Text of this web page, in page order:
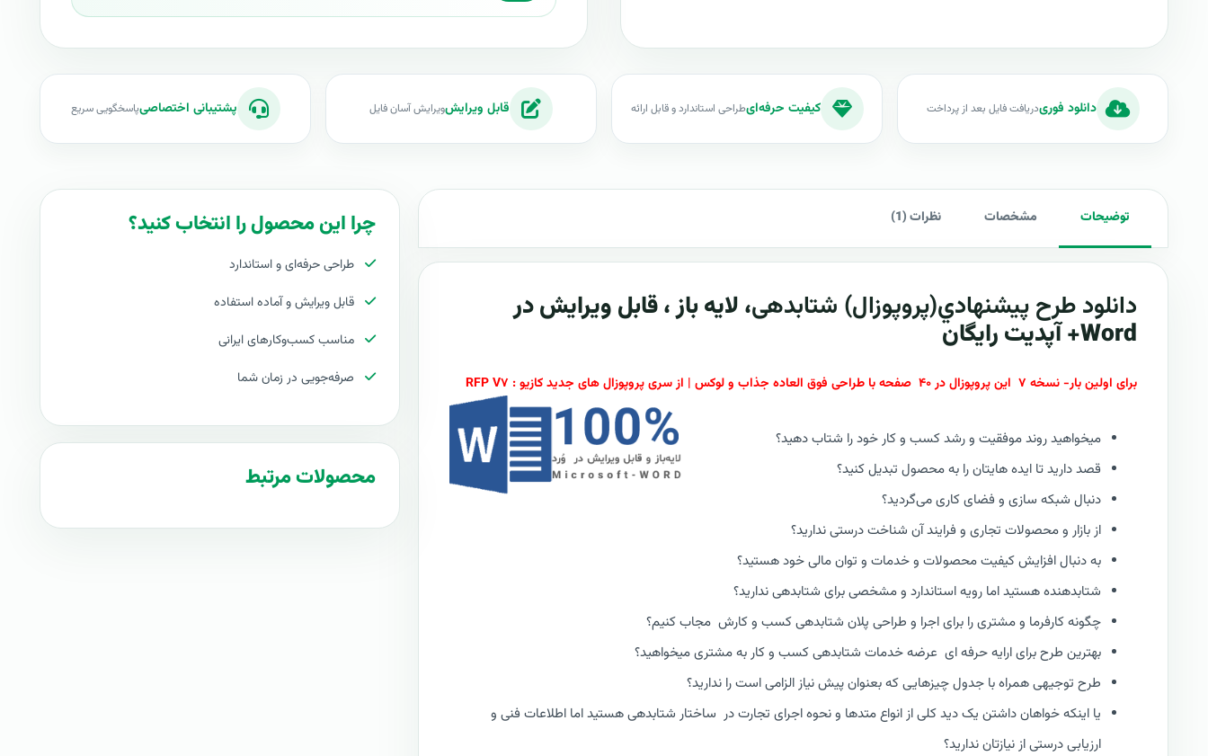
دانلود فوریدریافت فایل بعد از پرداخت کیفیت حرفه‌ایطراحی استاندارد و قابل ارائه قابل ویرایشویرایش آسان فایل پشتیبانی اختصاصیپاسخگویی سریع
توضیحات مشخصات نظرات (1)
دانلود طرح پيشنهادي(پروپوزال) شتابدهی، لایه باز ، قابل ویرایش در
Word+ آپدیت رایگان
برای اولین بار- نسخه ۷ این پروپوزال در ۴۰ صفحه با طراحی فوق العاده جذاب و لوکس | از سری پروپوزال های جدید کازیو : RFP V۷
میخواهید روند موفقیت و رشد کسب و کار خود را شتاب دهید؟
قصد دارید تا ایده هایتان را به محصول تبدیل کنید؟
دنبال شبکه سازی و فضای کاری می‌گردید؟
از بازار و محصولات تجاری و فرایند آن شناخت درستی ندارید؟
به دنبال افزایش کیفیت محصولات و خدمات و توان مالی خود هستید؟
شتابدهنده هستید اما رویه استاندارد و مشخصی برای شتابدهی ندارید؟
چگونه کارفرما و مشتری را برای اجرا و طراحی پلان شتابدهی کسب و کارش مجاب کنیم؟
بهترین طرح برای ارایه حرفه ای عرضه خدمات شتابدهی کسب و کار به مشتری میخواهید؟
طرح توجیهی همراه با جدول چیزهایی که بعنوان پیش نیاز الزامی است را ندارید؟
یا اینکه خواهان داشتن یک دید کلی از انواع متدها و نحوه اجرای تجارت در ساختار شتابدهی هستید اما اطلاعات فنی و
ارزیابی درستی از نیازتان ندارید؟
چرا این محصول را انتخاب کنید؟
طراحی حرفه‌ای و استاندارد
قابل ویرایش و آماده استفاده
مناسب کسب‌وکارهای ایرانی
صرفه‌جویی در زمان شما
محصولات مرتبط